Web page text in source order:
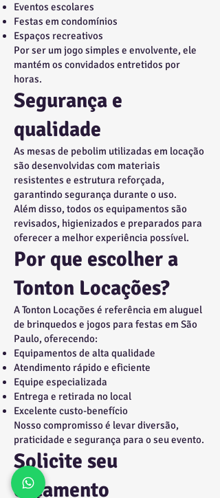
Eventos escolares
Festas em condomínios
Espaços recreativos
Por ser um jogo simples e envolvente, ele
mantém os convidados entretidos por
horas.
Segurança e
qualidade
As mesas de pebolim utilizadas em locação
são desenvolvidas com materiais
resistentes e estrutura reforçada,
garantindo segurança durante o uso.
Além disso, todos os equipamentos são
revisados, higienizados e preparados para
oferecer a melhor experiência possível.
Por que escolher a
Tonton Locações?
A Tonton Locações é referência em aluguel
de brinquedos e jogos para festas em São
Paulo, oferecendo:
Equipamentos de alta qualidade
Atendimento rápido e eficiente
Equipe especializada
Entrega e retirada no local
Excelente custo-benefício
Nosso compromisso é levar diversão,
praticidade e segurança para o seu evento.
Solicite seu
orçamento